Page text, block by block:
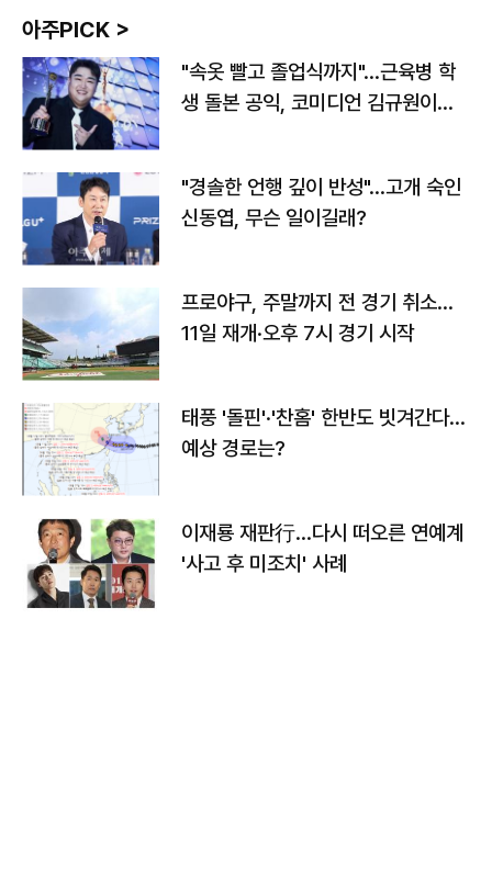
아주PICK >
"속옷 빨고 졸업식까지"…근육병 학
생 돌본 공익, 코미디언 김규원이었
"경솔한 언행 깊이 반성"…고개 숙인
신동엽, 무슨 일이길래?
프로야구, 주말까지 전 경기 취소…
11일 재개·오후 7시 경기 시작
태풍 '돌핀'·'찬홈' 한반도 빗겨간다…
예상 경로는?
이재룡 재판行…다시 떠오른 연예계
'사고 후 미조치' 사례